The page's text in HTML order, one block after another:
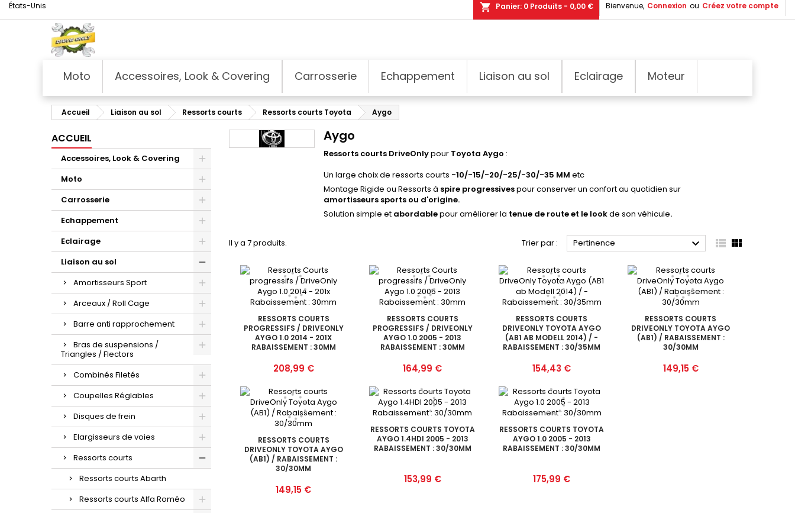
États-Unis Bienvenue, Connexion ou Créez votre compte
shopping_cart Panier: 0 Produits - 0,00 €
Moto Accessoires, Look & Covering Carrosserie Echappement Liaison au sol Eclairage Moteur
Accueil Liaison au sol Ressorts courts Ressorts courts Toyota Aygo
ACCUEIL
Accessoires, Look & Covering
Moto
Carrosserie
Echappement
Eclairage
Liaison au sol
Amortisseurs Sport
Arceaux / Roll Cage
Barre anti rapprochement
Bras de suspensions /
Triangles / Flectors
Combinés Filetés
Coupelles Réglables
Disques de frein
Elargisseurs de voies
Ressorts courts
Ressorts courts Abarth
Ressorts courts Alfa Roméo
Aygo
Ressorts courts DriveOnlypour Toyota Aygo :
Un large choix de ressorts courts -10/-15/-20/-25/-30/-35 MM etc
Montage Rigide ou Ressorts à spire progressivespour conserver un confort au quotidien sur
amortisseurs sports ou d'origine.
Solution simple et abordablepour améliorer la tenue de route et le lookde son véhicule.
Il y a 7 produits. Trier par : Pertinence   
RESSORTS COURTS
PROGRESSIFS / DRIVEONLY
AYGO 1.0 2014 - 201X
RABAISSEMENT : 30MM
Prix
208,99 €
RESSORTS COURTS
PROGRESSIFS / DRIVEONLY
AYGO 1.0 2005 - 2013
RABAISSEMENT : 30MM
Prix
164,99 €
RESSORTS COURTS
DRIVEONLY TOYOTA AYGO
(AB1 AB MODELL 2014) / -
RABAISSEMENT : 30/35MM
Prix
154,43 €
RESSORTS COURTS
DRIVEONLY TOYOTA AYGO
(AB1) / RABAISSEMENT :
30/30MM
Prix
149,15 €
RESSORTS COURTS
DRIVEONLY TOYOTA AYGO
(AB1) / RABAISSEMENT :
30/30MM
Prix
149,15 €
RESSORTS COURTS TOYOTA
AYGO 1.4HDI 2005 - 2013
RABAISSEMENT : 30/30MM
Prix
153,99 €
RESSORTS COURTS TOYOTA
AYGO 1.0 2005 - 2013
RABAISSEMENT : 30/30MM
Prix
175,99 €